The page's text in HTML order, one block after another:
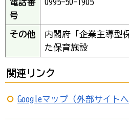
号
その他
内閣府「企業主導型
た保育施設
関連リンク
Googleマップ（外部サイトへ